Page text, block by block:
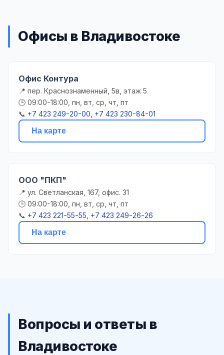
Офисы в Владивостоке
Офис Контура
📍 пер. Краснознаменный, 5в, этаж 5
🕒 09:00-18:00, пн, вт, ср, чт, пт
📞 +7 423 249-20-00, +7 423 230-84-01
На карте
ООО "ПКП"
📍 ул. Светланская, 167, офис. 31
🕒 09:00-18:00, пн, вт, ср, чт, пт
📞 +7 423 221-55-55, +7 423 249-26-26
На карте
Вопросы и ответы в
Владивостоке